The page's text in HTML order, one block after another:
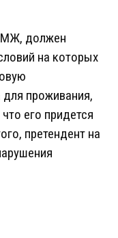
должен
на которых
для проживания,
его придется
претендент на